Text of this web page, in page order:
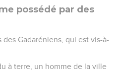
possédé par des
des Gadaréniens, qui est vis-à-
à terre, un homme de la ville